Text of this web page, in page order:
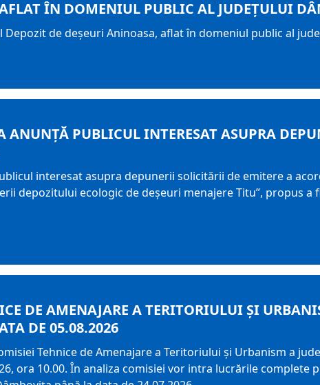
ÎN DOMENIUL PUBLIC AL JUDEȚULUI
de deșeuri Aninoasa, aflat în domeniul public al
PUBLICUL INTERESAT ASUPRA
publicul interesat asupra depunerii solicitării de emitere a
depozitului ecologic de deșeuri menajere Titu”, propus a
DE AMENAJARE A TERITORIULUI ȘI
DE 05.08.2026
Tehnice de Amenajare a Teritoriului și Urbanism a
ora 10.00. În analiza comisiei vor intra lucrările complete